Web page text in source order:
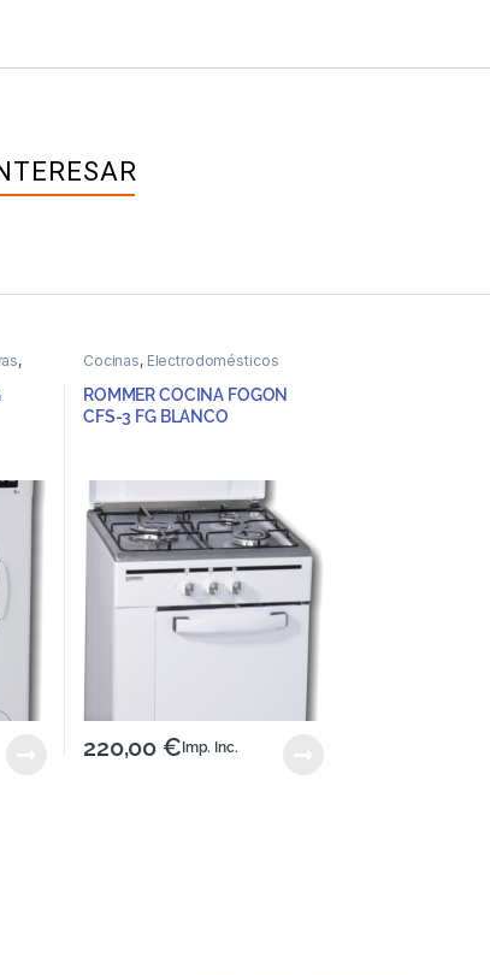
,
Cocinas, Electrodomésticos
ROMMER COCINA FOGON
CFS-3 FG BLANCO
220,00 € Imp. Inc.